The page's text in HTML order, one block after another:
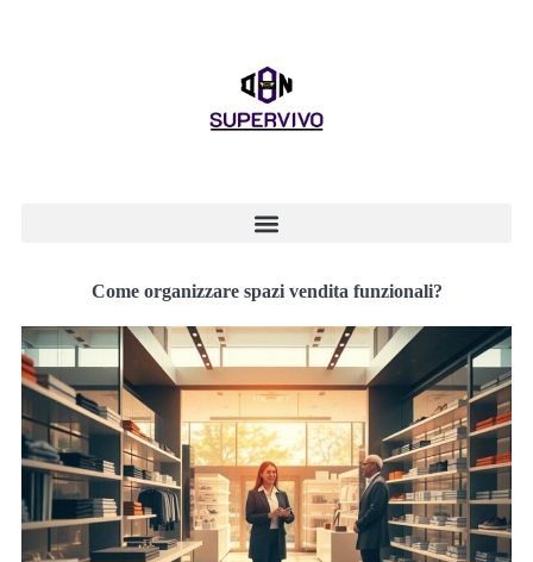
Come organizzare spazi vendita funzionali?